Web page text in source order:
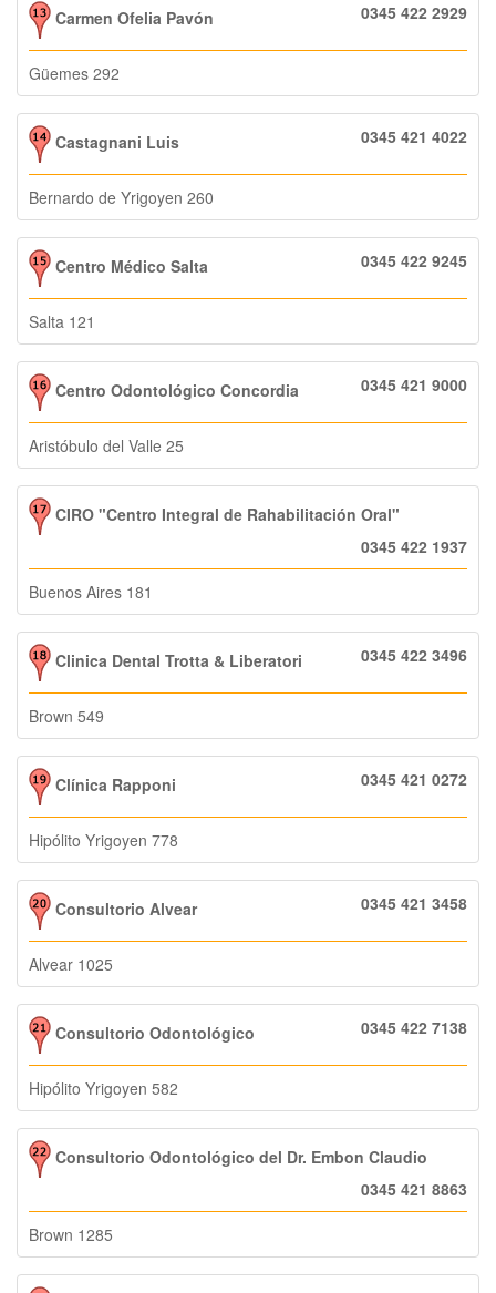
Carmen Ofelia Pavón 0345 422 2929
Güemes 292
Castagnani Luis 0345 421 4022
Bernardo de Yrigoyen 260
Centro Médico Salta 0345 422 9245
Salta 121
Centro Odontológico Concordia 0345 421 9000
Aristóbulo del Valle 25
CIRO "Centro Integral de Rahabilitación Oral"
0345 422 1937
Buenos Aires 181
Clinica Dental Trotta & Liberatori 0345 422 3496
Brown 549
Clínica Rapponi 0345 421 0272
Hipólito Yrigoyen 778
Consultorio Alvear 0345 421 3458
Alvear 1025
Consultorio Odontológico 0345 422 7138
Hipólito Yrigoyen 582
Consultorio Odontológico del Dr. Embon Claudio
0345 421 8863
Brown 1285